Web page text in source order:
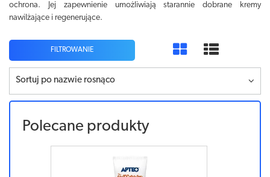
ochrona. Jej zapewnienie umożliwiają starannie dobrane kremy
nawilżające i regenerujące.
FILTROWANIE
Sortuj po nazwie rosnąco
Polecane produkty